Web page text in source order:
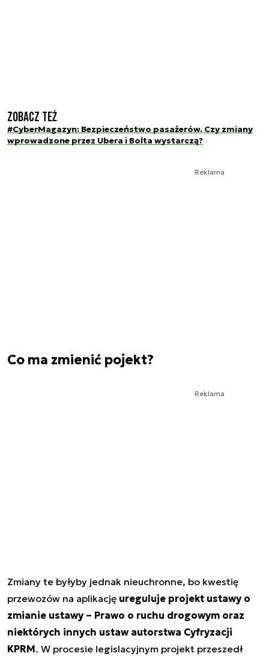
Zobacz też
#CyberMagazyn: Bezpieczeństwo pasażerów. Czy zmiany
wprowadzone przez Ubera i Bolta wystarczą?
Reklama
Co ma zmienić pojekt?
Reklama
Zmiany te byłyby jednak nieuchronne, bo kwestię
przewozów na aplikację ureguluje projekt ustawy o
zmianie ustawy – Prawo o ruchu drogowym oraz
niektórych innych ustaw autorstwa Cyfryzacji
KPRM. W procesie legislacyjnym projekt przeszedł